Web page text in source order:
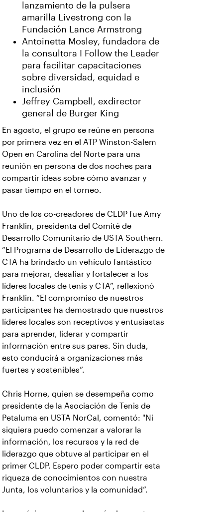
lanzamiento de la pulsera
amarilla Livestrong con la
Fundación Lance Armstrong
Antoinetta Mosley, fundadora de
la consultora I Follow the Leader
para facilitar capacitaciones
sobre diversidad, equidad e
inclusión
Jeffrey Campbell, exdirector
general de Burger King
En agosto, el grupo se reúne en persona
por primera vez en el ATP Winston-Salem
Open en Carolina del Norte para una
reunión en persona de dos noches para
compartir ideas sobre cómo avanzar y
pasar tiempo en el torneo.
Uno de los co-creadores de CLDP fue Amy
Franklin, presidenta del Comité de
Desarrollo Comunitario de USTA Southern.
“El Programa de Desarrollo de Liderazgo de
CTA ha brindado un vehículo fantástico
para mejorar, desafiar y fortalecer a los
líderes locales de tenis y CTA”, reflexionó
Franklin. “El compromiso de nuestros
participantes ha demostrado que nuestros
líderes locales son receptivos y entusiastas
para aprender, liderar y compartir
información entre sus pares. Sin duda,
esto conducirá a organizaciones más
fuertes y sostenibles”.
Chris Horne, quien se desempeña como
presidente de la Asociación de Tenis de
Petaluma en USTA NorCal, comentó: "Ni
siquiera puedo comenzar a valorar la
información, los recursos y la red de
liderazgo que obtuve al participar en el
primer CLDP. Espero poder compartir esta
riqueza de conocimientos con nuestra
Junta, los voluntarios y la comunidad”.